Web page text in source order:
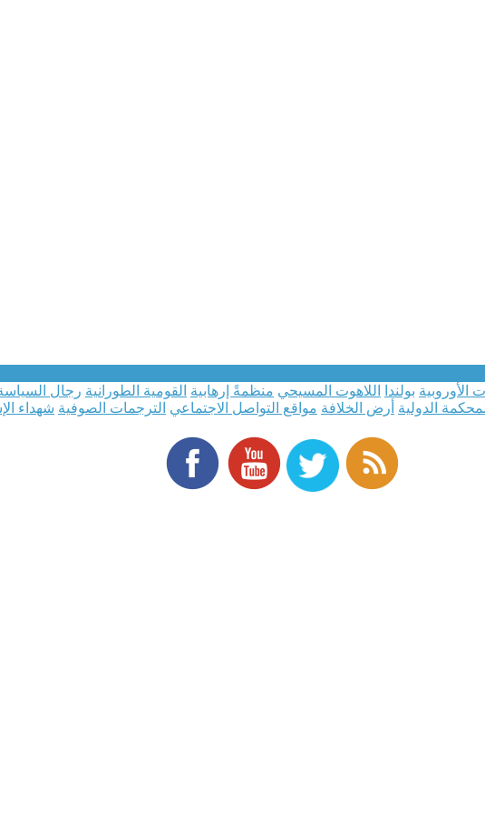
الأوروبية بولندا اللاهوت المسيحي منظمةً إرهابية القومية الطورانية رجال
الدولية أرض الخلافة مواقع التواصل الاجتماعي الترجمات الصوفية شهداء